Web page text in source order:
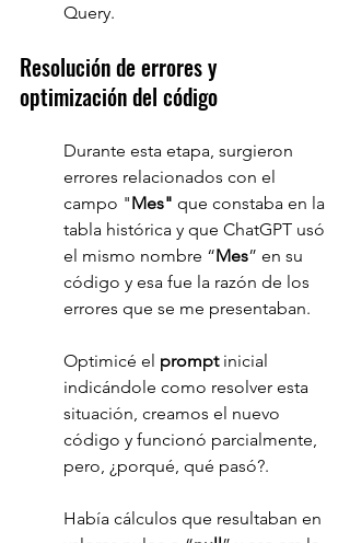
Query.
Resolución de errores y
optimización del código
Durante esta etapa, surgieron
errores relacionados con el
campo "Mes" que constaba en la
tabla histórica y que ChatGPT usó
el mismo nombre “Mes” en su
código y esa fue la razón de los
errores que se me presentaban.
Optimicé el prompt inicial
indicándole como resolver esta
situación, creamos el nuevo
código y funcionó parcialmente,
pero, ¿porqué, qué pasó?.
Había cálculos que resultaban en